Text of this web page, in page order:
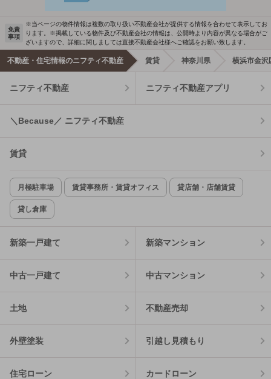
免責
事項
※当ページの物件情報は複数の取り扱い不動産会社が提供する情報を合わせて表示してお
ります。※掲載している物件及び不動産会社の情報は、公開時より内容が異なる場合がご
ざいますので、詳細に関しましては直接不動産会社様へご確認をお願い致します。
不動産・住宅情報のニフティ不動産 賃貸 神奈川県 横浜市金沢
ニフティ不動産 ニフティ不動産アプリ
＼Because／ ニフティ不動産
賃貸
月極駐車場 賃貸事務所・賃貸オフィス 貸店舗・店舗賃貸
貸し倉庫
新築一戸建て 新築マンション
中古一戸建て 中古マンション
土地 不動産売却
外壁塗装 引越し見積もり
住宅ローン カードローン